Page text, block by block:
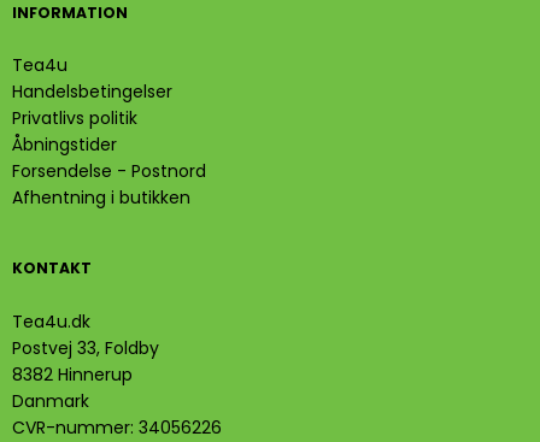
INFORMATION
Tea4u
Handelsbetingelser
Privatlivs politik
Åbningstider
Forsendelse - Postnord
Afhentning i butikken
KONTAKT
Tea4u.dk
Postvej 33, Foldby
8382 Hinnerup
Danmark
CVR-nummer: 34056226